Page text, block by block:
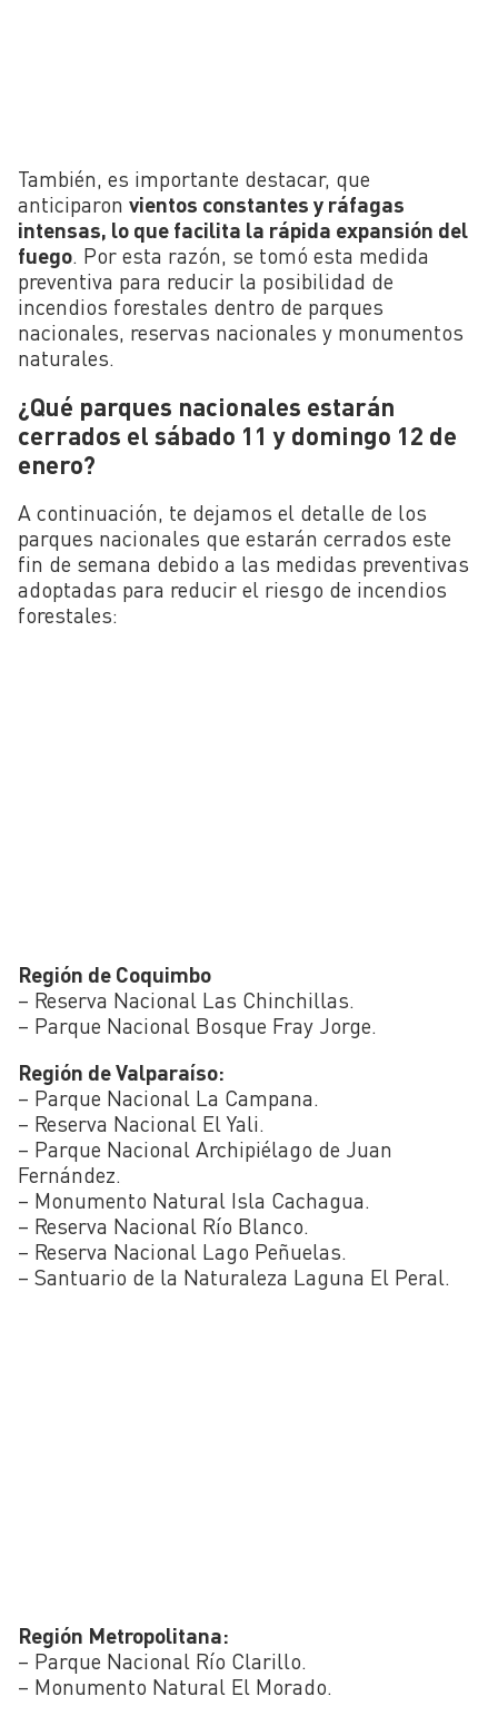
También, es importante destacar, que
anticiparon vientos constantes y ráfagas
intensas, lo que facilita la rápida expansión del
fuego. Por esta razón, se tomó esta medida
preventiva para reducir la posibilidad de
incendios forestales dentro de parques
nacionales, reservas nacionales y monumentos
naturales.
¿Qué parques nacionales estarán
cerrados el sábado 11 y domingo 12 de
enero?
A continuación, te dejamos el detalle de los
parques nacionales que estarán cerrados este
fin de semana debido a las medidas preventivas
adoptadas para reducir el riesgo de incendios
forestales:
Región de Coquimbo
– Reserva Nacional Las Chinchillas.
– Parque Nacional Bosque Fray Jorge.
Región de Valparaíso:
– Parque Nacional La Campana.
– Reserva Nacional El Yali.
– Parque Nacional Archipiélago de Juan
Fernández.
– Monumento Natural Isla Cachagua.
– Reserva Nacional Río Blanco.
– Reserva Nacional Lago Peñuelas.
– Santuario de la Naturaleza Laguna El Peral.
Región Metropolitana:
– Parque Nacional Río Clarillo.
– Monumento Natural El Morado.